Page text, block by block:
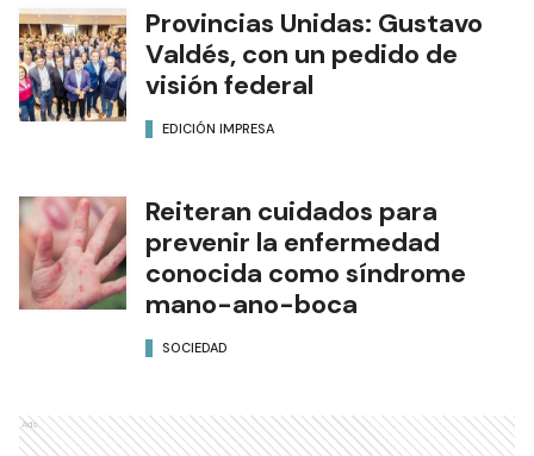
Provincias Unidas: Gustavo
Valdés, con un pedido de
visión federal
EDICIÓN IMPRESA
Reiteran cuidados para
prevenir la enfermedad
conocida como síndrome
mano-ano-boca
SOCIEDAD
Ads